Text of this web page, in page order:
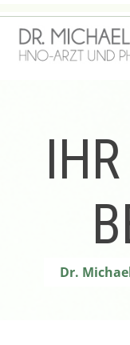
content
Dr.